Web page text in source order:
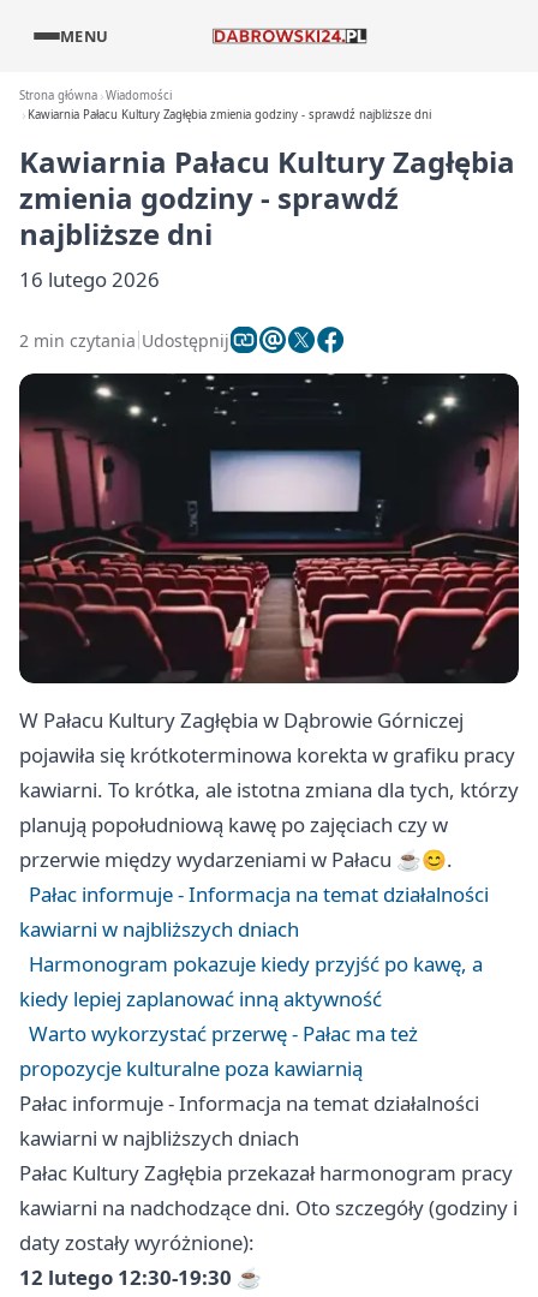
MENU
Strona główna Wiadomości
Kawiarnia Pałacu Kultury Zagłębia zmienia godziny - sprawdź najbliższe dni
Kawiarnia Pałacu Kultury Zagłębia
zmienia godziny - sprawdź
najbliższe dni
16 lutego 2026
2 min czytania Udostępnij
W Pałacu Kultury Zagłębia w Dąbrowie Górniczej
pojawiła się krótkoterminowa korekta w grafiku pracy
kawiarni. To krótka, ale istotna zmiana dla tych, którzy
planują popołudniową kawę po zajęciach czy w
przerwie między wydarzeniami w Pałacu ☕️😊.
Pałac informuje - Informacja na temat działalności
kawiarni w najbliższych dniach
Harmonogram pokazuje kiedy przyjść po kawę, a
kiedy lepiej zaplanować inną aktywność
Warto wykorzystać przerwę - Pałac ma też
propozycje kulturalne poza kawiarnią
Pałac informuje - Informacja na temat działalności
kawiarni w najbliższych dniach
Pałac Kultury Zagłębia przekazał harmonogram pracy
kawiarni na nadchodzące dni. Oto szczegóły (godziny i
daty zostały wyróżnione):
12 lutego 12:30-19:30 ☕️